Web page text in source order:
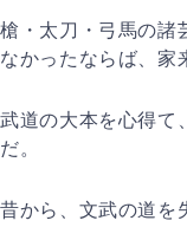
槍・太刀・弓馬の諸
なかったならば、家
武道の大本を心得て
だ。
昔から、文武の道を